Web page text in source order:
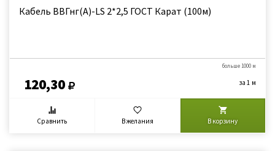
Кабель ВВГнг(А)-LS 2*2,5 ГОСТ Карат (100м)
120,30
больше 1000 м
за 1 м
Сравнить В желания В корзину